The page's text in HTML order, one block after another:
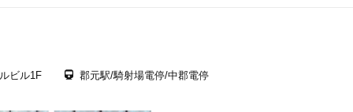
ビル1F 郡元駅/騎射場電停/中郡電停